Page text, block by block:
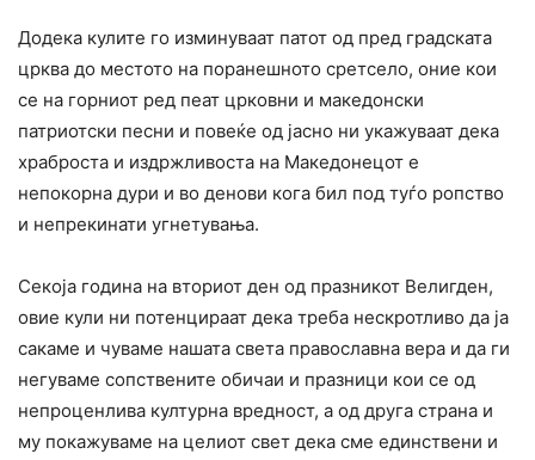
Додека кулите го изминуваат патот од пред градската
црква до местото на поранешното сретсело, оние кои
се на горниот ред пеат црковни и македонски
патриотски песни и повеќе од јасно ни укажуваат дека
храброста и издржливоста на Македонецот е
непокорна дури и во денови кога бил под туѓо ропство
и непрекинати угнетувања.
Секоја година на вториот ден од празникот Велигден,
овие кули ни потенцираат дека треба нескротливо да ја
сакаме и чуваме нашата света православна вера и да ги
негуваме сопствените обичаи и празници кои се од
непроценлива културна вредност, а од друга страна и
му покажуваме на целиот свет дека сме единствени и